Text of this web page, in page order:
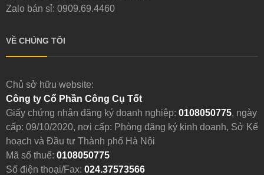
Zalo bán sỉ: 0909.69.4460
VỀ CHÚNG TÔI
Chủ sở hữu website:
Công ty Cổ Phần Công Cụ Tốt
Giấy chứng nhận đăng ký doanh nghiệp: 0108050775, ngày
cấp: 09/10/2020, nơi cấp: Phòng đăng ký kinh doanh, Sở Kế
hoạch và Đầu tư Thành phố Hà Nội
Mã số thuế: 0108050775
Số điện thoại/Fax: 024.37573566